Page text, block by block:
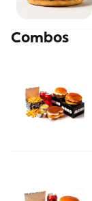
Combos